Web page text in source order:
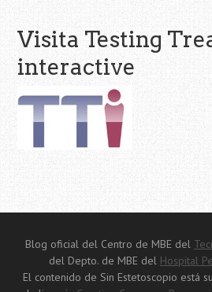
Visita Testing
interactive
Blog oficial del Centro de MBE del
del Depto. de MBE del Hospital
El contenido de Sin Estetoscopio está